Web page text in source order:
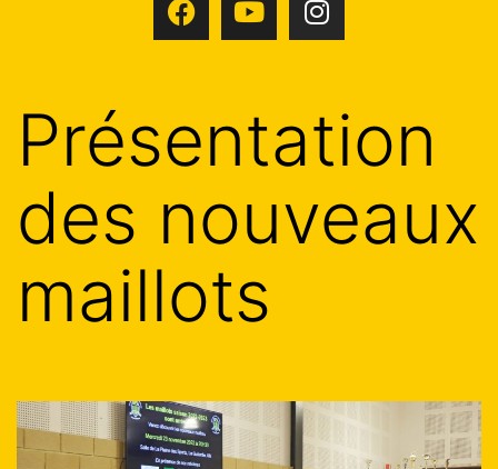
Présentation
des nouveaux
maillots